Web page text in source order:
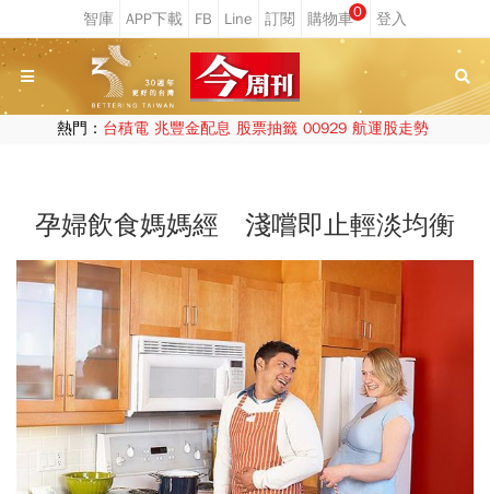
0
熱門： 台積電 兆豐金配息 股票抽籤 00929 航運股走勢
孕婦飲食媽媽經 淺嚐即止輕淡均衡